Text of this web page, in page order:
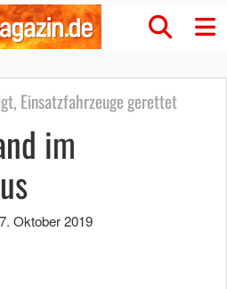
Einsatzfahrzeuge gerettet
im
Oktober 2019